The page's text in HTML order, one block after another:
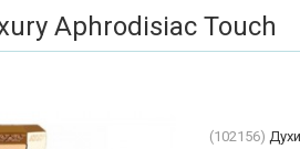
Aphrodisiac Touch
(102156)